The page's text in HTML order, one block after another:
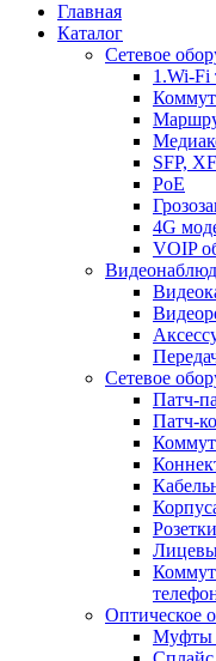
Главная
Каталог
Сетевое
1.Wi-Fi
SFP,
PoE
4G
VOIP
Сетевое
Патч-
Патч-
Оптическое
Муфты